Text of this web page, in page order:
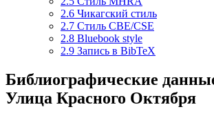
2.6 Чикагский стиль
2.7 Стиль CBE/CSE
2.8 Bluebook style
2.9 Запись в BibTeX
Библиографические
Улица Красного Октября